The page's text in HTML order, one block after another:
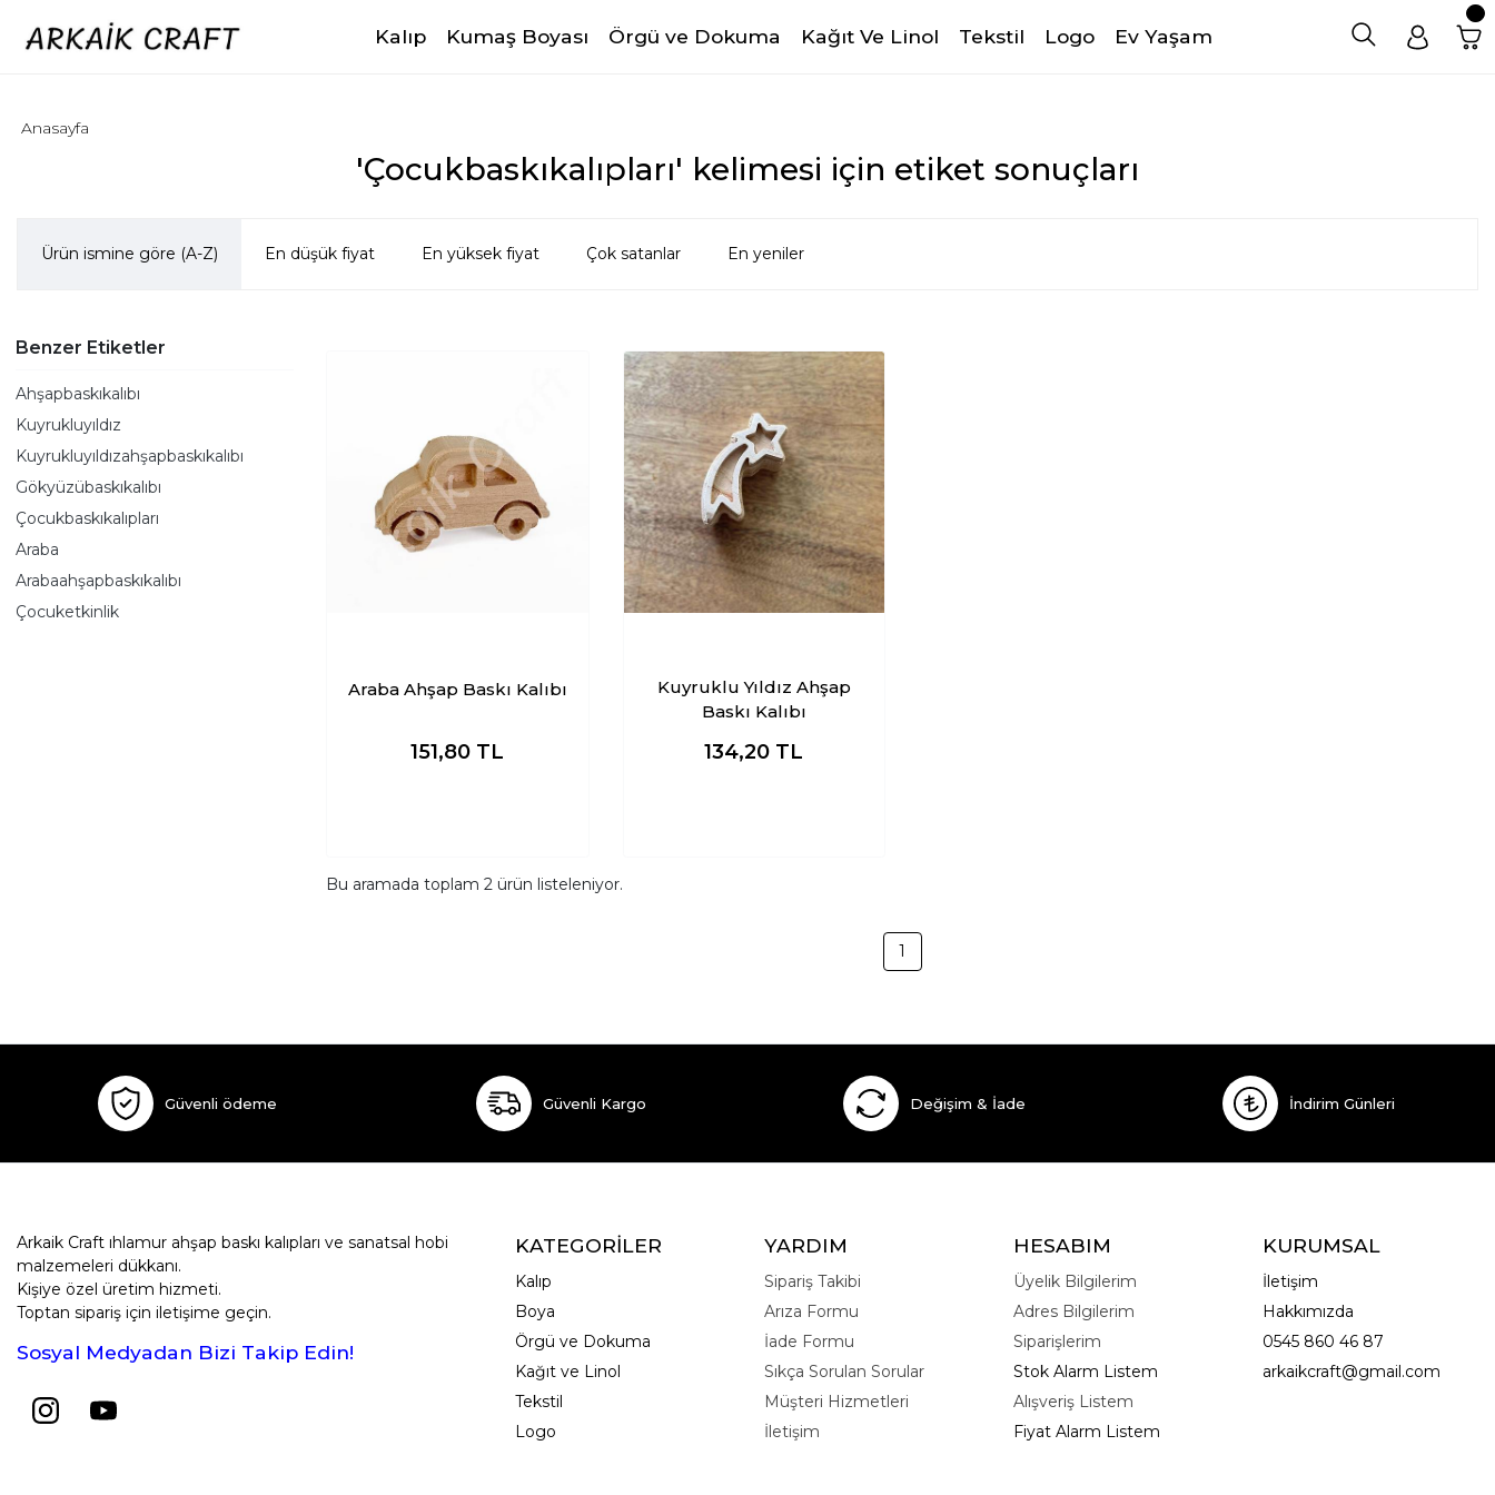
Kalıp Kumaş Boyası Örgü ve Dokuma Kağıt Ve Linol Tekstil Logo Ev Yaşam
'Çocukbaskıkalıpları' kelimesi için etiket sonuçları
Anasayfa
Ürün ismine göre (A-Z) En düşük fiyat En yüksek fiyat Çok satanlar En yeniler
Benzer Etiketler
Ahşapbaskıkalıbı
Kuyrukluyıldız
Kuyrukluyıldızahşapbaskıkalıbı
Gökyüzübaskıkalıbı
Çocukbaskıkalıpları
Araba
Arabaahşapbaskıkalıbı
Çocuketkinlik
Araba Ahşap Baskı Kalıbı
151,80 TL
Kuyruklu Yıldız Ahşap
Baskı Kalıbı
134,20 TL
Bu aramada toplam 2 ürün listeleniyor.
1
Güvenli ödeme Güvenli Kargo Değişim & İade İndirim Günleri
Arkaik Craft ıhlamur ahşap baskı kalıpları ve sanatsal hobi
malzemeleri dükkanı.
Kişiye özel üretim hizmeti.
Toptan sipariş için iletişime geçin.
Sosyal Medyadan Bizi Takip Edin!
KATEGORİLER
Kalıp
Boya
Örgü ve Dokuma
Kağıt ve Linol
Tekstil
Logo
YARDIM
Sipariş Takibi
Arıza Formu
İade Formu
Sıkça Sorulan Sorular
Müşteri Hizmetleri
İletişim
HESABIM
Üyelik Bilgilerim
Adres Bilgilerim
Siparişlerim
Stok Alarm Listem
Alışveriş Listem
Fiyat Alarm Listem
KURUMSAL
İletişim
Hakkımızda
0545 860 46 87
arkaikcraft@gmail.com